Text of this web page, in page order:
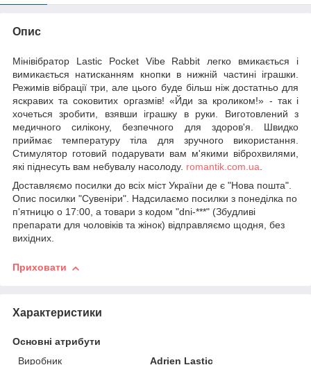
Опис
Мінівібратор Lastic Pocket Vibe Rabbit легко вмикається і
вимикається натисканням кнопки в нижній частині іграшки.
Режимів вібрації три, але цього буде більш ніж достатньо для
яскравих та соковитих оргазмів! «Йди за кроликом!» - так і
хочеться зробити, взявши іграшку в руки. Виготовлений з
медичного силікону, безпечного для здоров'я. Швидко
приймає температуру тіла для зручного використання.
Стимулятор готовий подарувати вам м'якими віброхвилями,
які піднесуть вам небувалу насолоду. romantik.com.ua.
Доставляємо посилки до всіх міст України де є "Нова пошта".
Опис посилки "Сувеніри". Надсилаємо посилки з понеділка по
п'ятницю о 17:00, а товари з кодом "dni-***" (Збудливі
препарати для чоловіків та жінок) відправляємо щодня, без
вихідних.
Приховати
Характеристики
Основні атрибути
Виробник
Adrien Lastic